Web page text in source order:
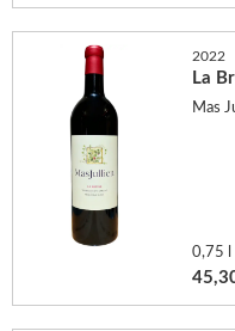
2022
La
Mas
0,75 l